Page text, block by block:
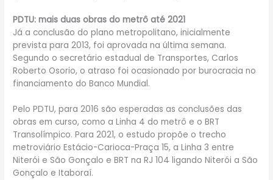
PDTU: mais duas obras do metrô até 2021
Já a conclusão do plano metropolitano, inicialmente
prevista para 2013, foi aprovada na última semana.
Segundo o secretário estadual de Transportes, Carlos
Roberto Osorio, o atraso foi ocasionado por burocracia no
financiamento do Banco Mundial.
Pelo PDTU, para 2016 são esperadas as conclusões das
obras em curso, como a Linha 4 do metrô e o BRT
Transolímpico. Para 2021, o estudo propõe o trecho
metroviário Estácio-Carioca-Praça 15, a Linha 3 entre
Niterói e São Gonçalo e BRT na RJ 104 ligando Niterói a São
Gonçalo e Itaboraí.